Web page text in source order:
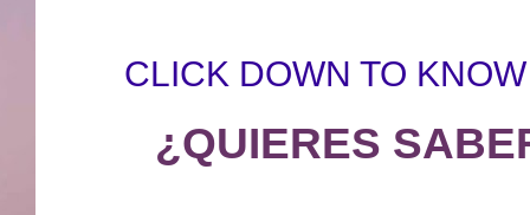
CLICK DOWN TO
¿QUIERES